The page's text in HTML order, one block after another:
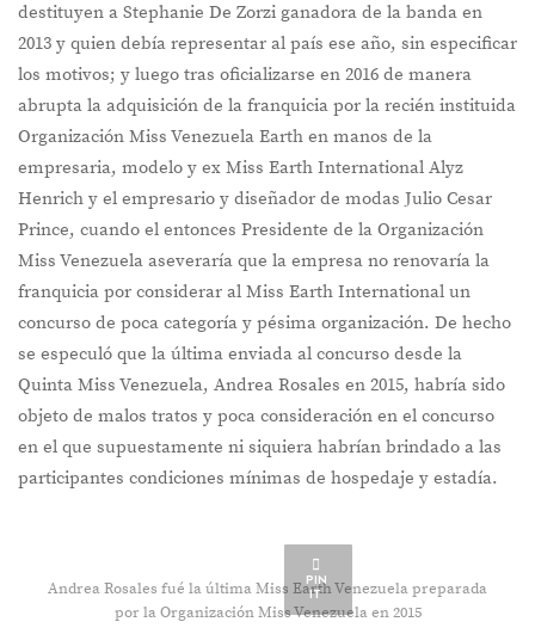
destituyen a Stephanie De Zorzi ganadora de la banda en
2013 y quien debía representar al país ese año, sin especificar
los motivos; y luego tras oficializarse en 2016 de manera
abrupta la adquisición de la franquicia por la recién instituida
Organización Miss Venezuela Earth en manos de la
empresaria, modelo y ex Miss Earth International Alyz
Henrich y el empresario y diseñador de modas Julio Cesar
Prince, cuando el entonces Presidente de la Organización
Miss Venezuela aseveraría que la empresa no renovaría la
franquicia por considerar al Miss Earth International un
concurso de poca categoría y pésima organización. De hecho
se especuló que la última enviada al concurso desde la
Quinta Miss Venezuela, Andrea Rosales en 2015, habría sido
objeto de malos tratos y poca consideración en el concurso
en el que supuestamente ni siquiera habrían brindado a las
participantes condiciones mínimas de hospedaje y estadía.
PIN
IT
Andrea Rosales fué la última Miss Earth Venezuela preparada
por la Organización Miss Venezuela en 2015